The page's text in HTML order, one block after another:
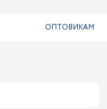
ОПТОВИКАМ